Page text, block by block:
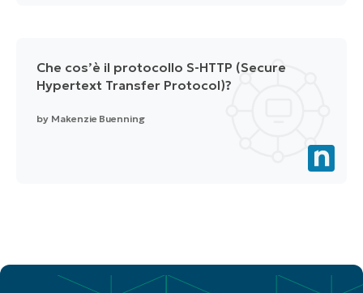
Che cos’è il protocollo S-HTTP (Secure
Hypertext Transfer Protocol)?
by Makenzie Buenning